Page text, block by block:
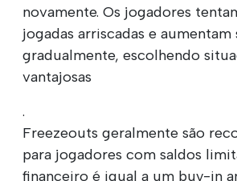
novamente. Os jogadores
jogadas arriscadas e aumentam
gradualmente, escolhendo
vantajosas
.
Freezeouts geralmente são
para jogadores com saldos
financeiro é igual a um buy-in